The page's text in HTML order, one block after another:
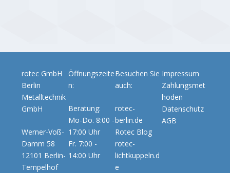
rotec GmbH
Berlin
Metalltechnik
GmbH
Werner-Voß-
Damm 58
12101 Berlin-
Tempelhof
Öffnungszeite
n:
Beratung:
Mo-Do. 8:00 -
17:00 Uhr
Fr. 7:00 -
14:00 Uhr
Besuchen Sie
auch:
rotec-
berlin.de
Rotec Blog
rotec-
lichtkuppeln.d
e
Impressum
Zahlungsmet
hoden
Datenschutz
AGB